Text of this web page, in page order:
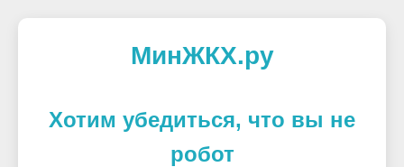
МинЖКХ.ру
Хотим убедиться, что вы не
робот